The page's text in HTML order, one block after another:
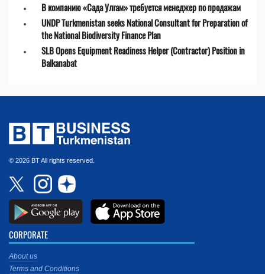
В компанию «Сада Улгам» требуется менеджер по продажам
UNDP Turkmenistan seeks National Consultant for Preparation of
the National Biodiversity Finance Plan
SLB Opens Equipment Readiness Helper (Contractor) Position in
Balkanabat
© 2026 BT All rights reserved.
CORPORATE
About us
Terms and Conditions